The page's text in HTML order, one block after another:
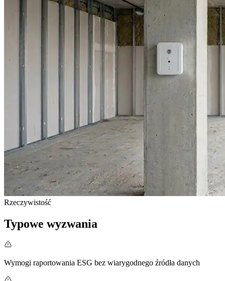
Rzeczywistość
Typowe wyzwania
Wymogi raportowania ESG bez wiarygodnego źródła danych